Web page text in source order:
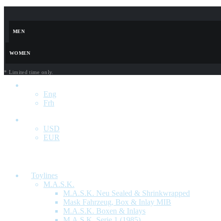
MEN
WOMEN
* Limited time only.
Eng
Frh
USD
EUR
Toylines
M.A.S.K.
M.A.S.K. Neu Sealed & Shrinkwrapped
Mask Fahrzeug, Box & Inlay MIB
M.A.S.K. Boxen & Inlays